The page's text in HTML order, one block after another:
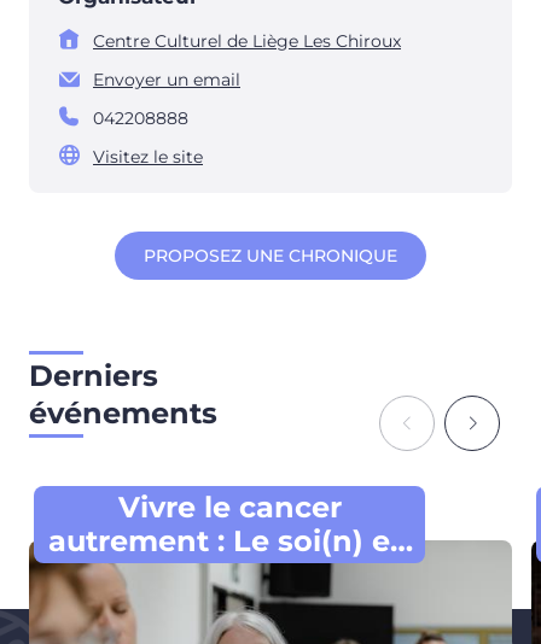
Centre Culturel de Liège Les Chiroux
Envoyer un email
042208888
Visitez le site
PROPOSEZ UNE CHRONIQUE
Derniers
événements
Vivre le cancer
autrement : Le soi(n) en
mouvement